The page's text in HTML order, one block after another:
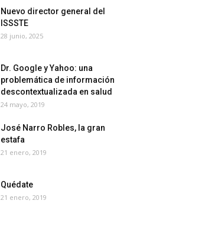
Nuevo director general del
ISSSTE
28 junio, 2025
Dr. Google y Yahoo: una
problemática de información
descontextualizada en salud
24 mayo, 2019
José Narro Robles, la gran
estafa
21 enero, 2019
Quédate
21 enero, 2019